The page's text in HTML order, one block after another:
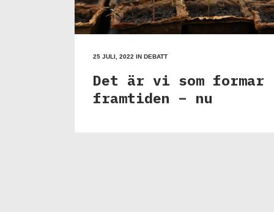
25 JULI, 2022 IN DEBATT
Det är vi som formar
framtiden – nu